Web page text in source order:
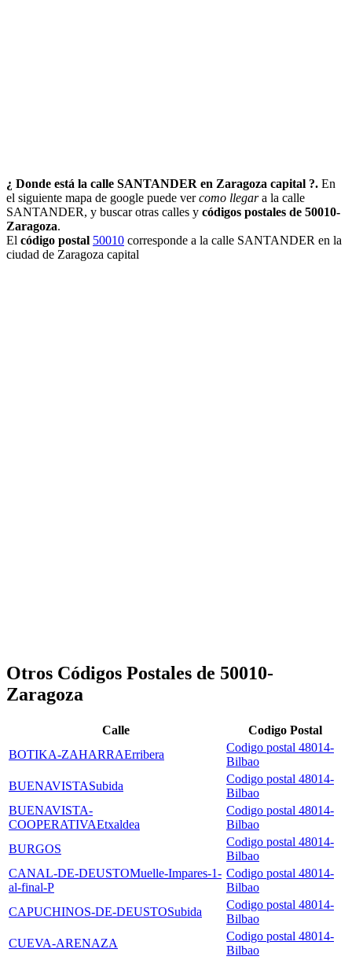
¿ Donde está la calle SANTANDER en Zaragoza capital ?. En
el siguiente mapa de google puede vercomo llegara la calle
SANTANDER, y buscar otras calles y códigos postales de 50010-
Zaragoza.
El código postal 50010 corresponde a la calle SANTANDER en la
ciudad de Zaragoza capital
Otros Códigos Postales de 50010-
Zaragoza
Calle
Codigo Postal
BOTIKA-ZAHARRAErribera
Codigo postal 48014-
Bilbao
BUENAVISTASubida
Codigo postal 48014-
Bilbao
BUENAVISTA-
COOPERATIVAEtxaldea
Codigo postal 48014-
Bilbao
BURGOS
Codigo postal 48014-
Bilbao
CANAL-DE-DEUSTOMuelle-Impares-1-
al-final-P
Codigo postal 48014-
Bilbao
CAPUCHINOS-DE-DEUSTOSubida
Codigo postal 48014-
Bilbao
CUEVA-ARENAZA
Codigo postal 48014-
Bilbao